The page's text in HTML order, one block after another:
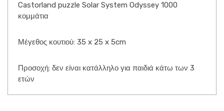
Castorland puzzle Solar System Odyssey 1000
κομμάτια
Μέγεθος κουτιού: 35 x 25 x 5cm
Προσοχή: δεν είναι κατάλληλο για παιδιά κάτω των 3
ετών